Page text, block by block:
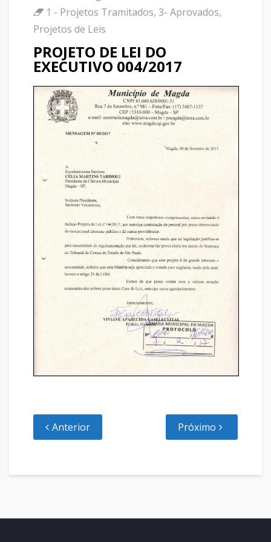
1 - Projetos Tramitados, 3- Aprovados,
Projetos de Leis
PROJETO DE LEI DO
EXECUTIVO 004/2017
Anterior Próximo